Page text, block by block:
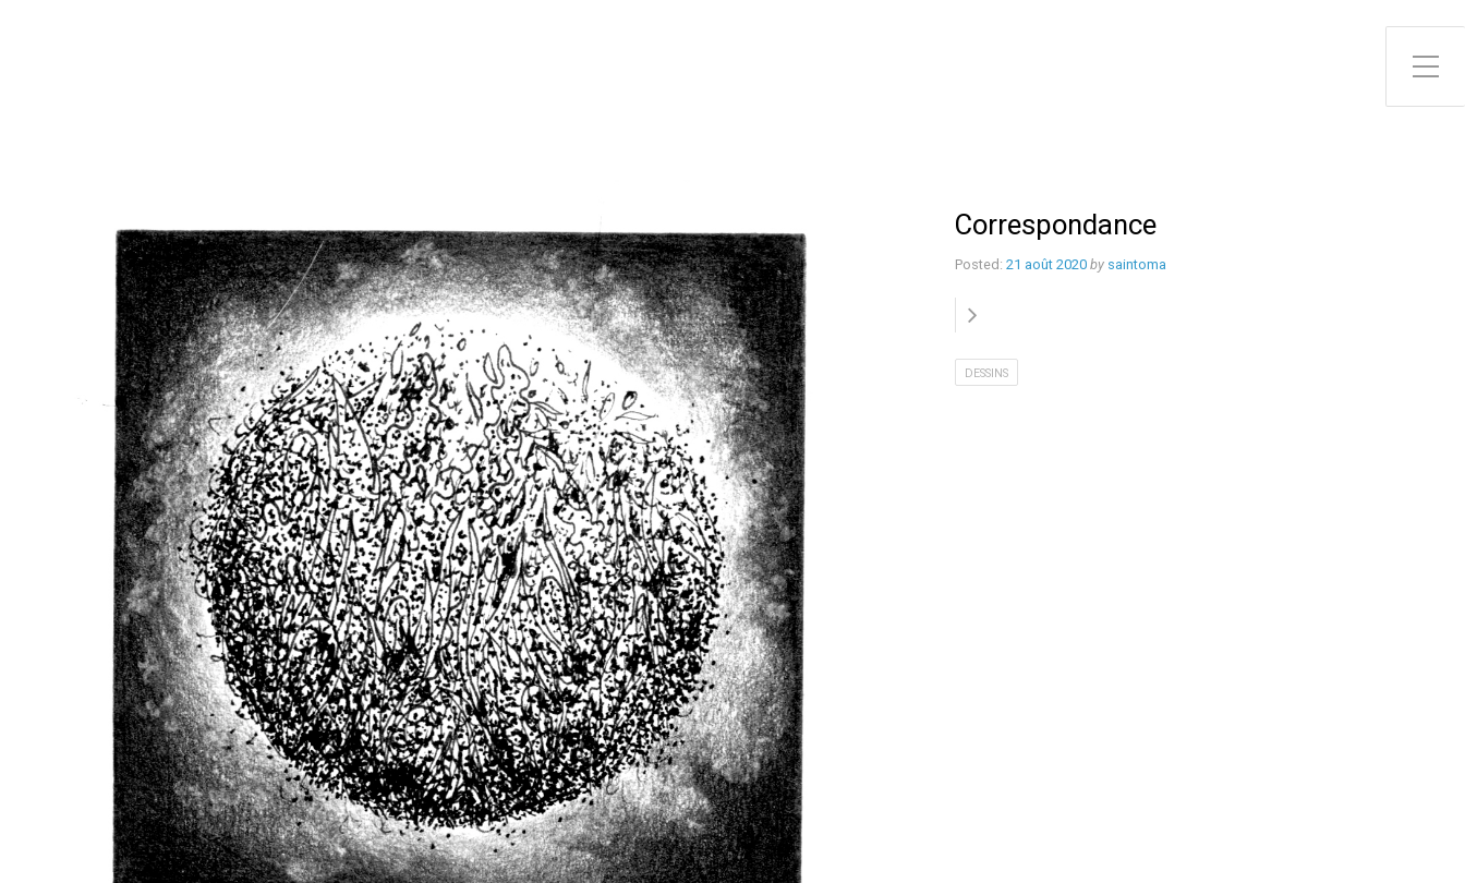
Toggle Side Menu
Correspondance
Posted: 21 août 2020 by saintoma
DESSINS